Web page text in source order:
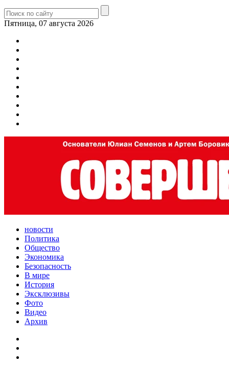
Пятница, 07 августа 2026
новости
Политика
Общество
Экономика
Безопасность
В мире
История
Эксклюзивы
Фото
Видео
Архив